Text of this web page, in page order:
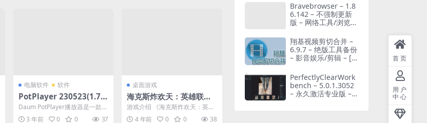
电脑软件 软件
PotPlayer 230523(1.7.2
1916) 去广告绿色版
Daum PotPlayer播放器是一款全
能多媒体影音播放器,堪称Windo
3 年前 0 0 37
桌面游戏
海克斯炸欢天：英雄联盟
外传 Hextech Mayhem:
A League of Legends S
游戏介绍 《海克斯炸欢天：英雄
联盟外传》是一款动作类音乐游
4 年前 0 0 38
Bravebrowser – 1.8
6.142 – 不强制更新
版 – 网络工具/浏览器
雷网盘]
翔基视频剪切合并 –
6.9.7 – 绝版工具备份
– 影音娱乐/剪辑 – [W
盘]
PerfectlyClearWork
bench – 5.0.1.3052
– 永久激活专业版 –
首页
用户
中心